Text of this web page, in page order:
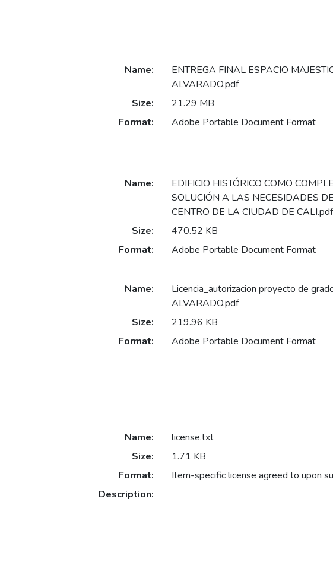
Name:
ENTREGA FINAL ESPACIO
ALVARADO.pdf
Size:
21.29 MB
Format:
Adobe Portable Document Format
Name:
EDIFICIO HISTÓRICO COMO
SOLUCIÓN A LAS NECESIDADES
CENTRO DE LA CIUDAD DE CALI.pdf
Size:
470.52 KB
Format:
Adobe Portable Document Format
Name:
Licencia_autorizacion proyecto de
ALVARADO.pdf
Size:
219.96 KB
Format:
Adobe Portable Document Format
Name:
license.txt
Size:
1.71 KB
Format:
Item-specific license agreed to upon
Description: